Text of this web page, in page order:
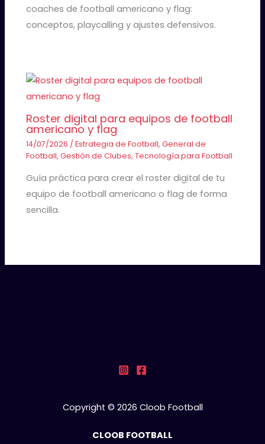
coaches de football americano y flag:
conceptos, playcalling y ajustes defensivos.
Roster digital para equipos de football
americano y flag
14/07/2026 /Estrategia de Football,General de
Football,Gestión de Clubes,Tecnología para Football
Guía práctica para crear el roster digital de tu
equipo de football americano o flag de forma
sencilla.
Copyright © 2026 Cloob Football
CLOOB FOOTBALL